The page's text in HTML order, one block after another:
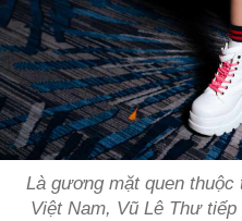
Là gương mặt quen
Việt Nam, Vũ Lê Thư